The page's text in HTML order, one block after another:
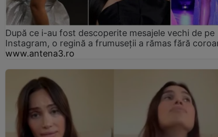
După ce i-au fost descoperite mesajele vechi de pe
Instagram, o regină a frumuseții a rămas fără
www.antena3.ro